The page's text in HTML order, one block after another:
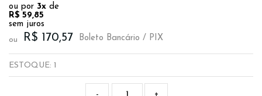
ou por 3x de
R$ 59,85
sem juros
ou
R$ 170,57 Boleto Bancário / PIX
ESTOQUE: 1